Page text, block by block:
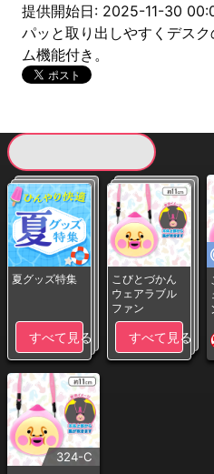
提供開始日: 2025-11-30
パッと取り出しやすくデス
ム機能付き。
夏グッズ特集
すべて見る
こびとづかん
ウェアラブル
ファン
すべて見る
324-C